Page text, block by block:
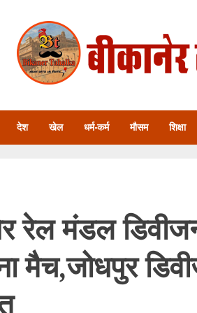
देश खेल धर्म-कर्म मौसम शिक्षा
रेल मंडल
मैच,जोधपुर